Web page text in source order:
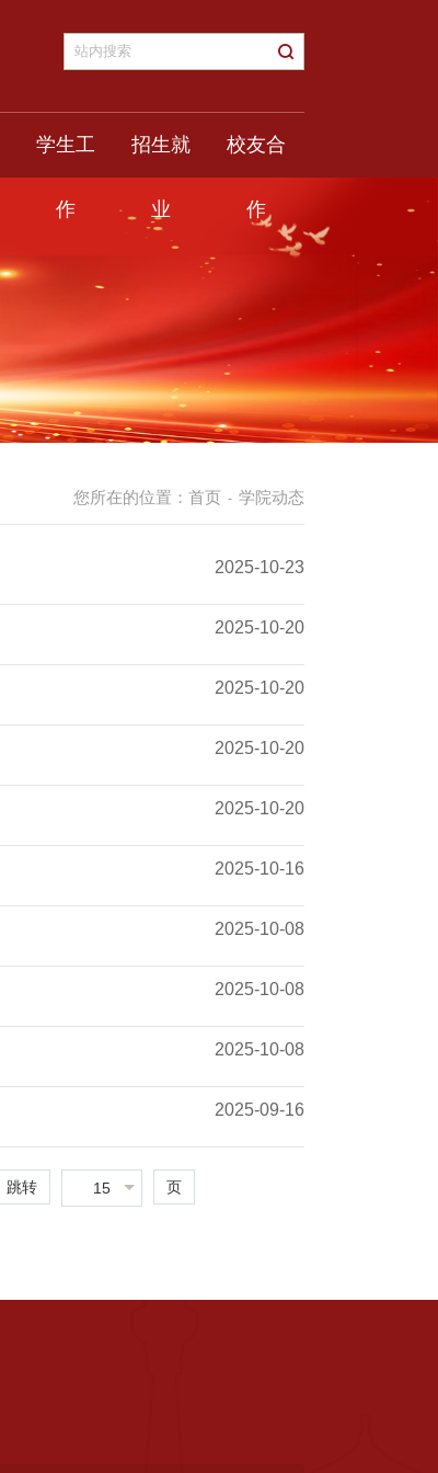
学生工
作
招生就
业
校友合
作
您所在的位置： 首页 - 学院动态
2025-10-23
2025-10-20
2025-10-20
2025-10-20
2025-10-20
2025-10-16
2025-10-08
2025-10-08
2025-10-08
2025-09-16
跳转 15 页